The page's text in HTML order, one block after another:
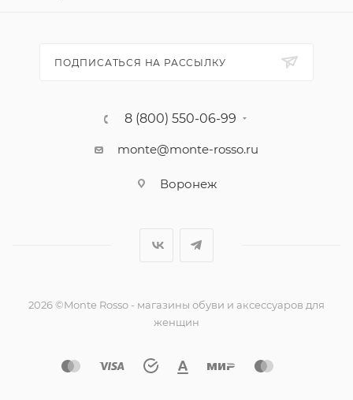
ПОДПИСАТЬСЯ НА РАССЫЛКУ
8 (800) 550-06-99
monte@monte-rosso.ru
Воронеж
2026 ©Monte Rosso - магазины обуви и аксессуаров для
женщин